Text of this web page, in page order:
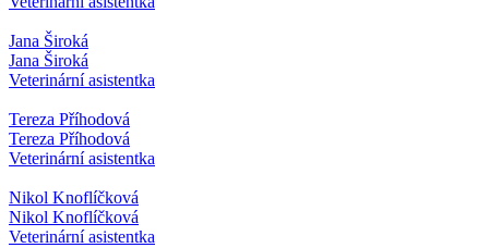
Jana Široká
Jana Široká
Veterinární asistentka
Tereza Příhodová
Tereza Příhodová
Veterinární asistentka
Nikol Knoflíčková
Nikol Knoflíčková
Veterinární asistentka